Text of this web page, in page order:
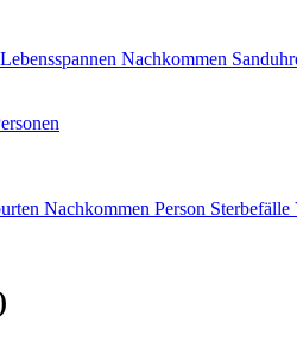
Lebensspannen Nachkommen
Nachkommen Person Sterbefälle